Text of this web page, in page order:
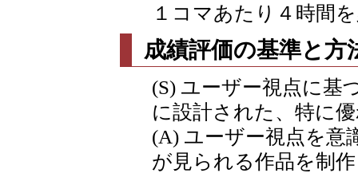
１コマあたり４時間
成績評価の基準と方
(S) ユーザー視点に基
に設計された、特に
(A) ユーザー視点を意
が見られる作品を制